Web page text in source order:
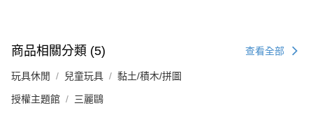
商品相關分類 (5) 查看全部
玩具休閒 兒童玩具 黏土/積木/拼圖
授權主題館 三麗鷗